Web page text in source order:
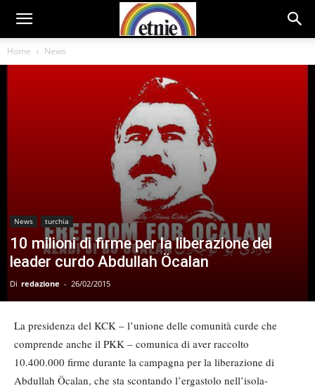
Home News
News turchia
10 milioni di firme per la liberazione del
leader curdo Abdullah Öcalan
Di redazione - 26/02/2015
La presidenza del KCK – l’unione delle comunità curde che
comprende anche il PKK – comunica di aver raccolto
10.400.000 firme durante la campagna per la liberazione di
Abdullah Öcalan, che sta scontando l’ergastolo nell’isola-